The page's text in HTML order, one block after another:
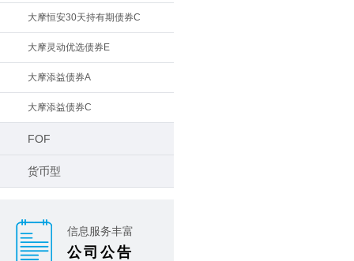
大摩恒安30天持有期债券C
大摩灵动优选债券E
大摩添益债券A
大摩添益债券C
FOF
货币型
信息服务丰富
公司公告